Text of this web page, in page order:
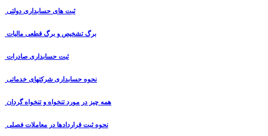
ثبت های حسابداری دولتی
برگ تشخیص و برگ قطعی مالیات
ثبت حسابداری صادرات
نحوه حسابداری شرکتهای خدماتی
همه چیز در مورد تنخواه و تنخواه گردان
نحوه ثبت قراردادها در معاملات فصلی